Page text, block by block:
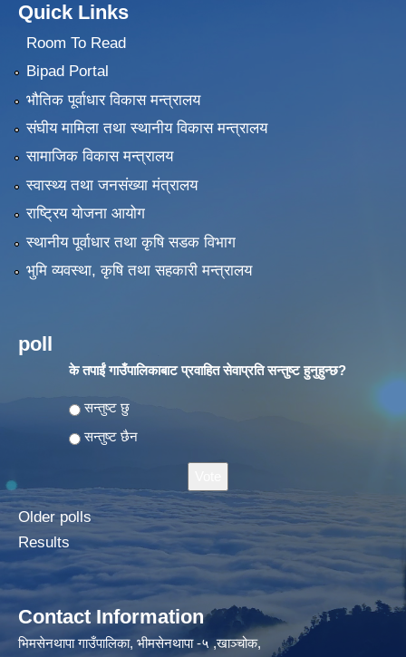
Quick Links
Room To Read
Bipad Portal
भौतिक पूर्वाधार विकास मन्त्रालय
संघीय मामिला तथा स्थानीय विकास मन्त्रालय
सामाजिक विकास मन्त्रालय
स्वास्थ्य तथा जनसंख्या मंत्रालय
राष्ट्रिय योजना आयोग
स्थानीय पूर्वाधार तथा कृषि सडक विभाग
भुमि व्यवस्था, कृषि तथा सहकारी मन्त्रालय
poll
के तपाईं गाउँपालिकाबाट प्रवाहित सेवाप्रति सन्तुष्ट हुनुहुन्छ?
Choices
सन्तुष्ट छु
सन्तुष्ट छैन
Older polls
Results
Contact Information
भिमसेनथापा गाउँपालिका, भीमसेनथापा -५ ,खाञ्चोक,